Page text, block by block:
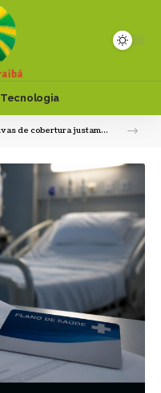
Tecnologia
Por que os beneficiários enfrentam negativas de cobertura justamente quando mais precisam?